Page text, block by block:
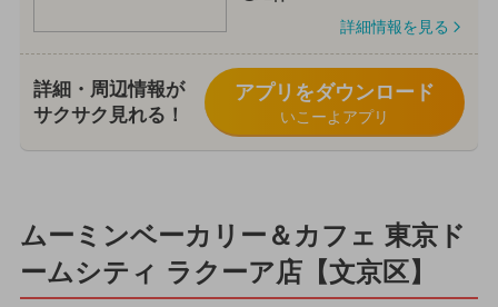
詳細情報を見る
詳細・周辺情報が
サクサク見れる！
アプリをダウンロード
いこーよアプリ
ムーミンベーカリー＆カフェ 東京ド
ームシティ ラクーア店【文京区】